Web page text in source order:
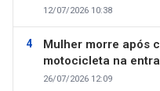
12/07/2026 10:38
Mulher morre após
motocicleta na
26/07/2026 12:09